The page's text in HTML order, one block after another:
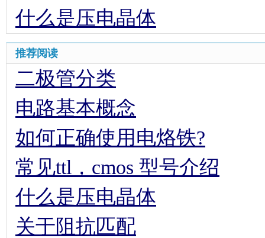
什么是压电晶体
推荐阅读
二极管分类
电路基本概念
如何正确使用电烙铁?
常见ttl，cmos 型号介绍
什么是压电晶体
关于阻抗匹配